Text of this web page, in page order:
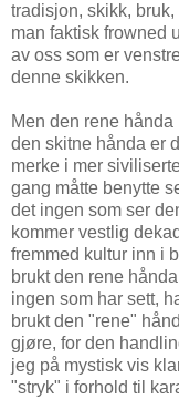
tradisjon, skikk,
man faktisk frowned
av oss som er
denne skikken.
Men den rene
den skitne hånda er
merke i mer
gang måtte benytte
det ingen som ser
kommer vestlig
fremmed kultur inn i
brukt den rene
ingen som har sett,
brukt den "rene"
gjøre, for den
jeg på mystisk vis
"stryk" i forhold til